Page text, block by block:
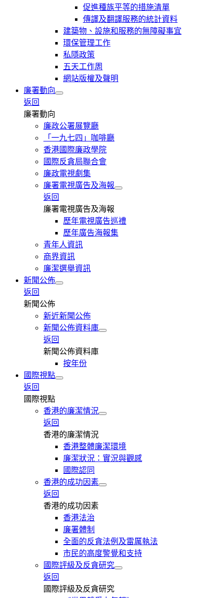
促進種族平等的措施清單
傳譯及翻譯服務的統計資料
建築物、設施和服務的無障礙事宜
環保管理工作
私隱政策
五天工作周
網站版權及聲明
廉署動向
返回
廉署動向
廉政公署展覽廳
「一九七四」咖啡廳
香港國際廉政學院
國際反貪局聯合會
廉政電視劇集
廉署電視廣告及海報
返回
廉署電視廣告及海報
歷年電視廣告巡禮
歷年廣告海報集
青年人資訊
商界資訊
廉潔選舉資訊
新聞公佈
返回
新聞公佈
新近新聞公佈
新聞公佈資料庫
返回
新聞公佈資料庫
按年份
國際視點
返回
國際視點
香港的廉潔情況
返回
香港的廉潔情況
香港整體廉潔環境
廉潔狀況：實況與觀感
國際認同
香港的成功因素
返回
香港的成功因素
香港法治
廉署體制
全面的反貪法例及雷厲執法
市民的高度警覺和支持
國際評級及反貪研究
返回
國際評級及反貪研究